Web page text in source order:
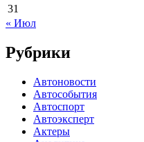
31
« Июл
Рубрики
Автоновости
Автособытия
Автоспорт
Автоэксперт
Актеры